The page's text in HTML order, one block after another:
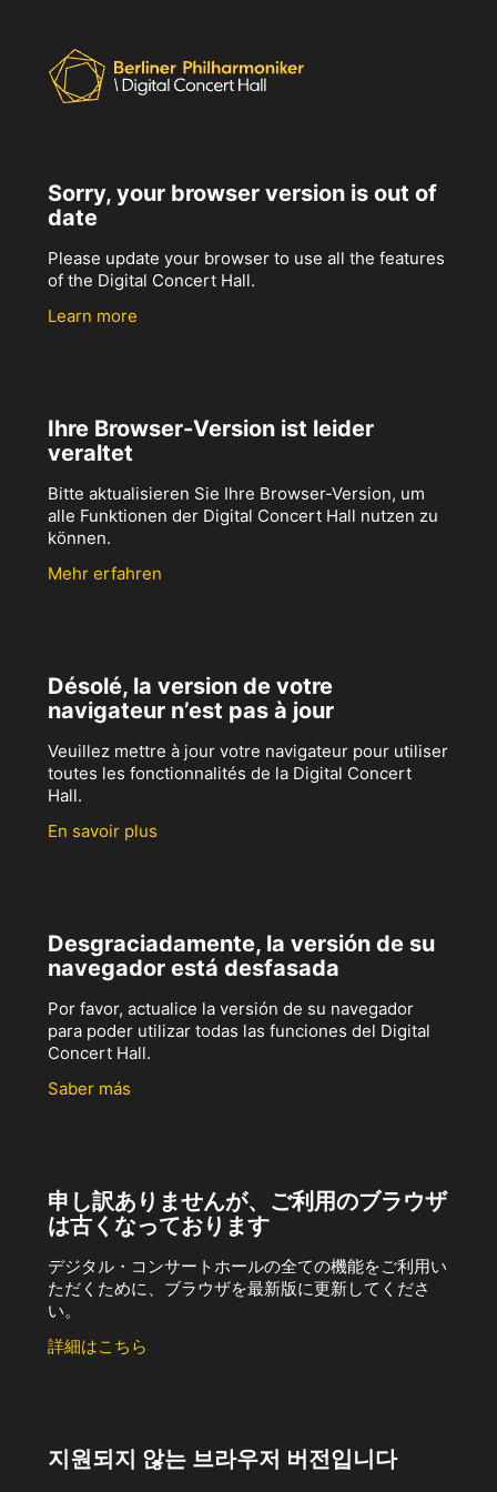
Sorry, your browser version is out of
date
Please update your browser to use all the features
of the Digital Concert Hall.
Learn more
Ihre Browser-Version ist leider
veraltet
Bitte aktualisieren Sie Ihre Browser-Version, um
alle Funktionen der Digital Concert Hall nutzen zu
können.
Mehr erfahren
Désolé, la version de votre
navigateur n’est pas à jour
Veuillez mettre à jour votre navigateur pour utiliser
toutes les fonctionnalités de la Digital Concert
Hall.
En savoir plus
Desgraciadamente, la versión de su
navegador está desfasada
Por favor, actualice la versión de su navegador
para poder utilizar todas las funciones del Digital
Concert Hall.
Saber más
申し訳ありませんが、ご利用のブラウザ
は古くなっております
デジタル・コンサートホールの全ての機能をご利用い
ただくために、ブラウザを最新版に更新してくださ
い。
詳細はこちら
지원되지 않는 브라우저 버전입니다